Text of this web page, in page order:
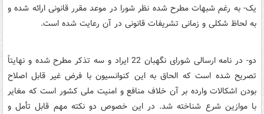
یک- به رغم شبهات مطرح شده نظر شورا در موعد مقرر قانونی ارائه شده و
به لحاظ شکلی و زمانی تشریفات قانونی در آن رعایت شده است.
دو- در نامه ارسالی شورای نگهبان 22 ایراد و سه تذکر مطرح شده و نهایتاً
تصریح شده است که الحاق به این کنوانسیون با فرض غیر قابل اصلاح
بودن اشکالات وارده بر آن خلاف منافع و امنیت ملی کشور است که مغایر
با موازین شرع شناخته شد. در این خصوص دو نکته مهم قابل تأمل و